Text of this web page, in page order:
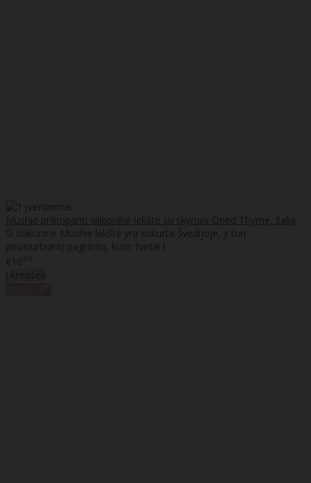
Mushie prilimpanti silikoninė lėkštė su skyriais Dried Thyme, žalia
Ši silikoninė Mushie lėkštė yra sukurta Švedijoje, ji turi
prisisiurbiantį pagrindą, kuris tvirtai l..
€16 30